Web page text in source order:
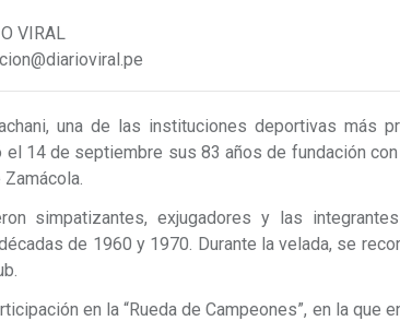
VIRAL
una de las instituciones deportivas más
el 14 de septiembre sus 83 años de fundación
simpatizantes, exjugadores y las
de 1960 y 1970. Durante la velada, se
en la “Rueda de Campeones”, en la que